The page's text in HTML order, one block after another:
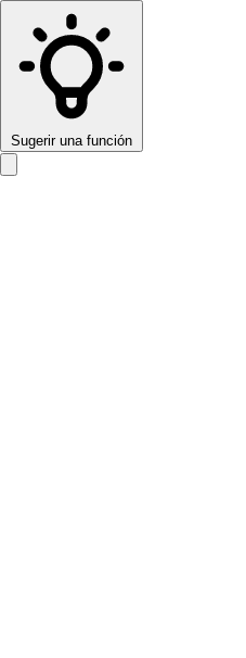
Sugerir una función